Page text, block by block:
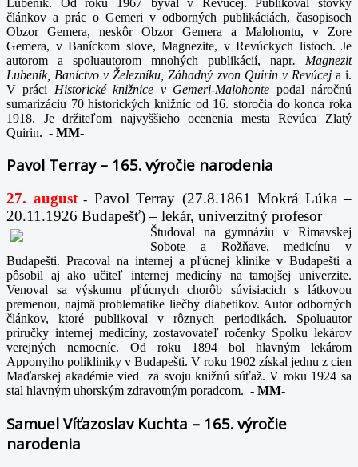
článkov a prác o Gemeri v odborných publikáciách, časopisoch
Obzor Gemera, neskôr Obzor Gemera a Malohontu, v Zore
Gemera, v Baníckom slove, Magnezite, v Revúckych listoch. Je
autorom a spoluautorom mnohých publikácií, napr. Magnezit
Lubeník, Baníctvo v Železníku, Záhadný zvon Quirin v Revúcej a i.
V práci Historické knižnice v Gemeri-Malohonte podal náročnú
sumarizáciu 70 historických knižníc od 16. storočia do konca roka
1918. Je držiteľom najvyššieho ocenenia mesta Revúca Zlatý
Quirin. - MM-
Pavol Terray – 165. výročie narodenia
27. august- Pavol Terray (27.8.1861 Mokrá Lúka –
20.11.1926 Budapešť) – lekár, univerzitný profesor
Študoval na gymnáziu v Rimavskej
Sobote a Rožňave, medicínu v
Budapešti. Pracoval na internej a pľúcnej klinike v Budapešti a
pôsobil aj ako učiteľ internej medicíny na tamojšej univerzite.
Venoval sa výskumu pľúcnych chorôb súvisiacich s látkovou
premenou, najmä problematike liečby diabetikov. Autor odborných
článkov, ktoré publikoval v rôznych periodikách. Spoluautor
príručky internej medicíny, zostavovateľ ročenky Spolku lekárov
verejných nemocníc. Od roku 1894 bol hlavným lekárom
Apponyiho polikliniky v Budapešti. V roku 1902 získal jednu z cien
Maďarskej akadémie vied za svoju knižnú súťaž. V roku 1924 sa
stal hlavným uhorským zdravotným poradcom. - MM-
Samuel Víťazoslav Kuchta – 165. výročie
narodenia